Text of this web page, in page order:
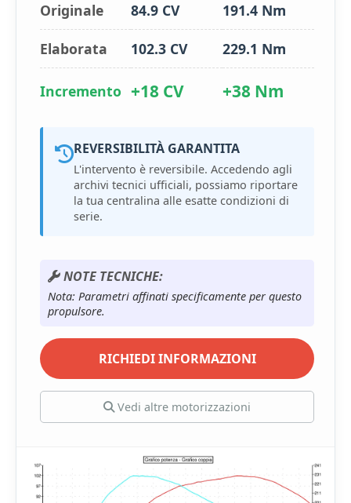
Originale 84.9 CV 191.4 Nm
Elaborata 102.3 CV 229.1 Nm
Incremento +18 CV +38 Nm
REVERSIBILITÀ GARANTITA
L'intervento è reversibile. Accedendo agli
archivi tecnici ufficiali, possiamo riportare
la tua centralina alle esatte condizioni di
serie.
NOTE TECNICHE:
Nota: Parametri affinati specificamente per questo
propulsore.
RICHIEDI INFORMAZIONI
Vedi altre motorizzazioni